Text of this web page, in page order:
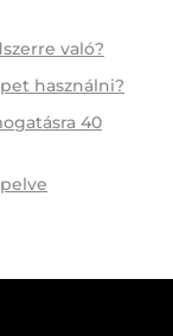
való?
használni?
40